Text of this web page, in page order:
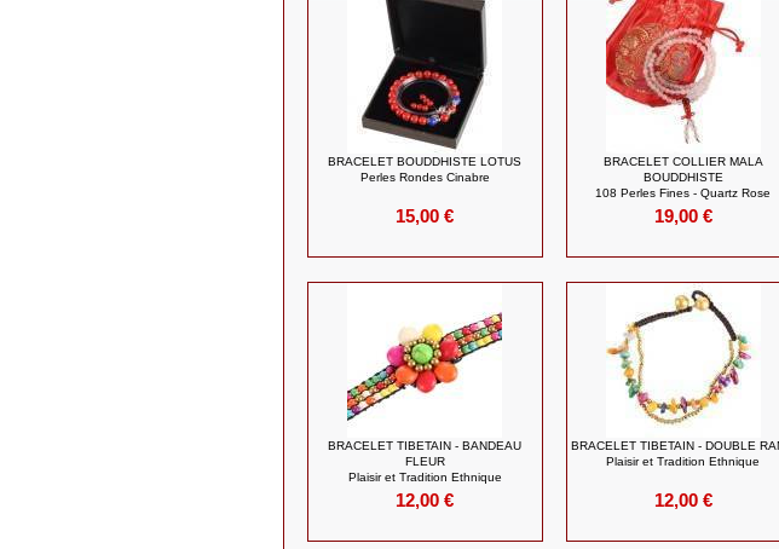
BRACELET BOUDDHISTE LOTUS
Perles Rondes Cinabre
15,00 €
BRACELET COLLIER MALA
BOUDDHISTE
108 Perles Fines - Quartz Rose
19,00 €
BRACELET TIBETAIN - BANDEAU
FLEUR
Plaisir et Tradition Ethnique
12,00 €
BRACELET TIBETAIN - DOUBLE
Plaisir et Tradition Ethnique
12,00 €